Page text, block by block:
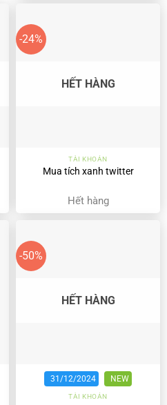
-24%
HẾT HÀNG
TÀI KHOẢN
Mua tích xanh twitter
Hết hàng
-50%
HẾT HÀNG
31/12/2024 NEW
TÀI KHOẢN